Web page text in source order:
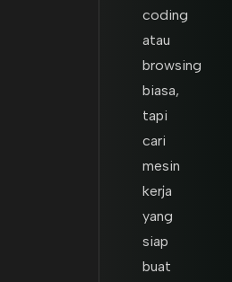
coding
atau
browsing
biasa,
tapi
cari
mesin
kerja
yang
siap
buat